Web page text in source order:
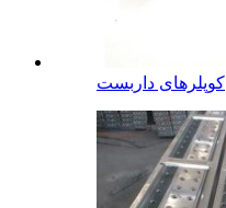
کوپلرهای داربست